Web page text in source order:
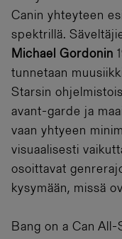
Canin yhteyteen
spektrillä.
Michael Gordonin
tunnetaan
Starsin
avant-garde ja
vaan yhtyeen
visuaalisesti
osoittavat
kysymään, missä
Bang on a Can